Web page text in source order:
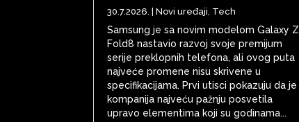
30.7.2026. |Novi uređaji Tech
Samsung je sa novim modelom Galaxy Z
Fold8 nastavio razvoj svoje premijum
serije preklopnih telefona, ali ovog puta
najveće promene nisu skrivene u
specifikacijama. Prvi utisci pokazuju da je
kompanija najveću pažnju posvetila
upravo elementima koji su godinama...